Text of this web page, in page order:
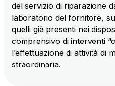
Amplia
Italy's leading company in
complex infrastructures
Elgea
Find out more
del servizio di riparazione
laboratorio del fornitore,
quelli già presenti nei
comprensivo di interventi
l’effettuazione di attività di
straordinaria.